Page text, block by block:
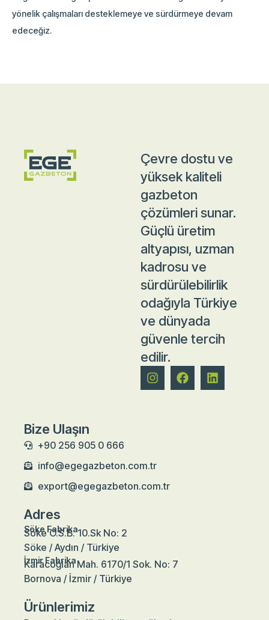
yönelik çalışmaları desteklemeye ve sürdürmeye devam
edeceğiz.
Çevre dostu ve
yüksek kaliteli
gazbeton
çözümleri sunar.
Güçlü üretim
altyapısı, uzman
kadrosu ve
sürdürülebilirlik
odağıyla Türkiye
ve dünyada
güvenle tercih
edilir.
Bize Ulaşın
+90 256 905 0 666
info@egegazbeton.com.tr
export@egegazbeton.com.tr
Adres
Söke Fabrika
Söke O.S.B. 10.Sk No: 2
Söke / Aydın / Türkiye
İzmir Fabrika
Karacoğlan Mah. 6170/1 Sok. No: 7
Bornova / İzmir / Türkiye
Ürünlerimiz